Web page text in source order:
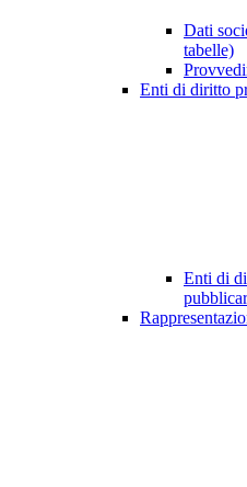
Dati
tabelle)
Enti di diritto
Enti di